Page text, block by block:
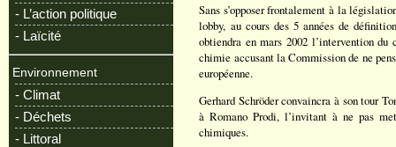
- L’action politique
- Laïcité
Environnement
- Climat
- Déchets
- Littoral
Sans s’opposer frontalement à la
lobby, au cours des 5 années de
obtiendra en mars 2002 l’intervention
chimie accusant la Commission de ne
européenne.
Gerhard Schröder convaincra à son tour
à Romano Prodi, l’invitant à ne pas
chimiques.